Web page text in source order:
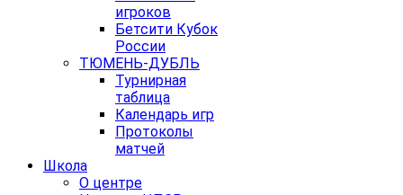
игроков
Бетсити Кубок
России
ТЮМЕНЬ-ДУБЛЬ
Турнирная
таблица
Календарь игр
Протоколы
матчей
Школа
О центре